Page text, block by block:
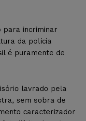
para incriminar
da polícia
é puramente de
lavrado pela
sem sobra de
caracterizador